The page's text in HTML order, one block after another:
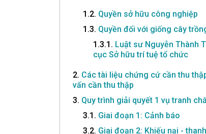
1.2. Quyền sở hữu công nghiệp
1.3. Quyền đối với giống cây
1.3.1. Luật sư Nguyễn Thành
cục Sở hữu trí tuệ tổ chức
2. Các tài liệu chứng cứ cần thu
vấn cần thu thập
3. Quy trình giải quyết 1 vụ tranh
3.1. Giai đoạn 1: Cảnh báo
3.2. Giai đoạn 2: Khiếu nại -